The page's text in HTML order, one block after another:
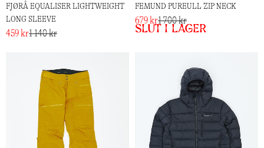
FJØRÅ EQUALISER LIGHTWEIGHT
LONG SLEEVE
459 kr1 140 kr
FEMUND PUREULL ZIP NECK
679 kr1 700 kr
Slut i lager